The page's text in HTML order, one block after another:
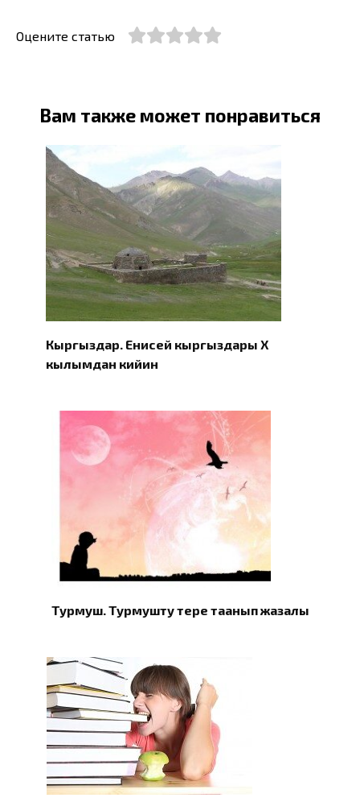
Оцените статью
Вам также может понравиться
Кыргыздар. Eнисей кыргыздары X
кылымдан кийин
Турмуш. Турмушту терең таанып жазалы